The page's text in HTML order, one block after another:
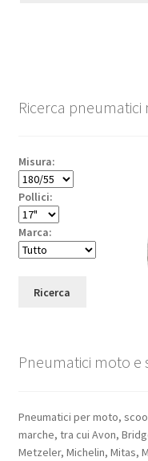
Ricerca pneumatici
Misura:
Pollici:
Marca:
Ricerca
Pneumatici moto e
Pneumatici per moto,
marche, tra cui Avon,
Metzeler, Michelin, Mitas,